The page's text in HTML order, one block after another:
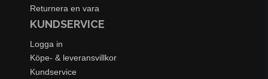
Returnera en vara
KUNDSERVICE
Logga in
Köpe- & leveransvillkor
Kundservice